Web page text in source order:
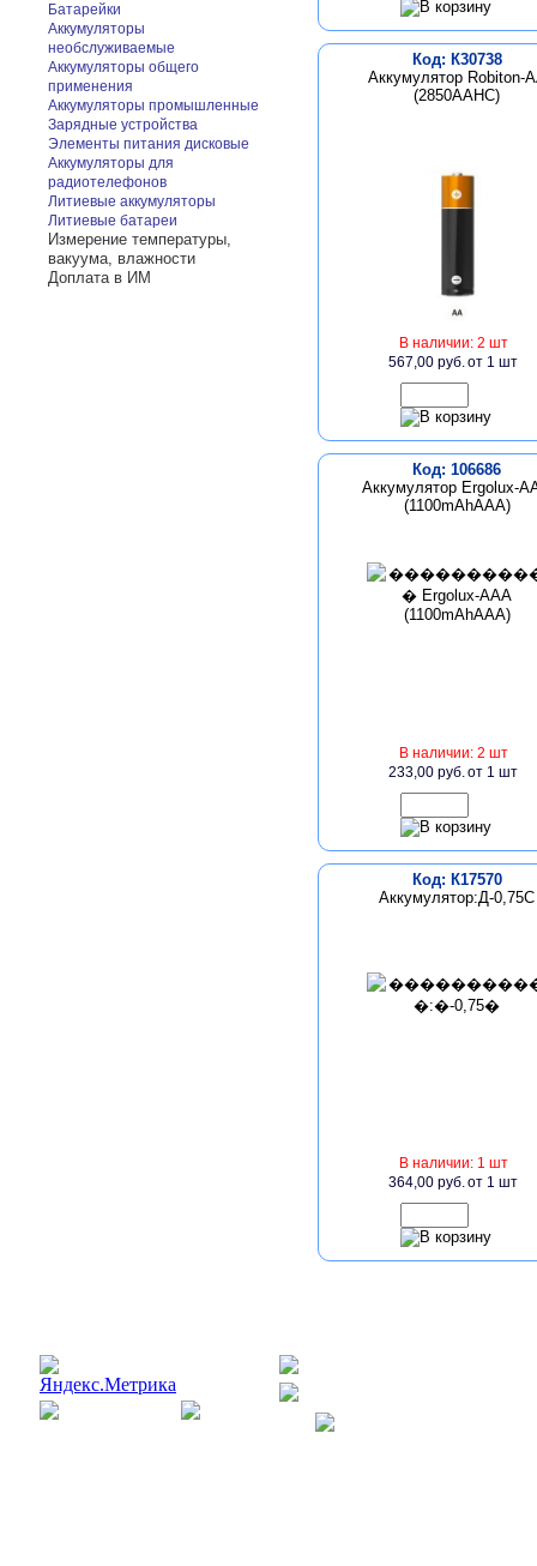
Батарейки
Аккумуляторы
необслуживаемые
Аккумуляторы общего
применения
Аккумуляторы промышленные
Зарядные устройства
Элементы питания дисковые
Аккумуляторы для
радиотелефонов
Литиевые аккумуляторы
Литиевые батареи
Измерение температуры,
вакуума, влажности
Доплата в ИМ
Код: К30738
Аккумулятор Robiton-
(2850AAHC)
В наличии: 2 шт
567,00 руб.от 1 шт
Код: 106686
Аккумулятор Ergolux-
(1100mAhAAA)
В наличии: 2 шт
233,00 руб.от 1 шт
Код: К17570
Аккумулятор:Д-0,75С
В наличии: 1 шт
364,00 руб.от 1 шт